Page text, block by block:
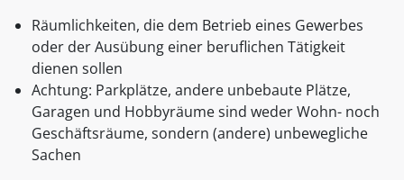
Räumlichkeiten, die dem Betrieb eines Gewerbes
oder der Ausübung einer beruflichen Tätigkeit
dienen sollen
Achtung: Parkplätze, andere unbebaute Plätze,
Garagen und Hobbyräume sind weder Wohn- noch
Geschäftsräume, sondern (andere) unbewegliche
Sachen